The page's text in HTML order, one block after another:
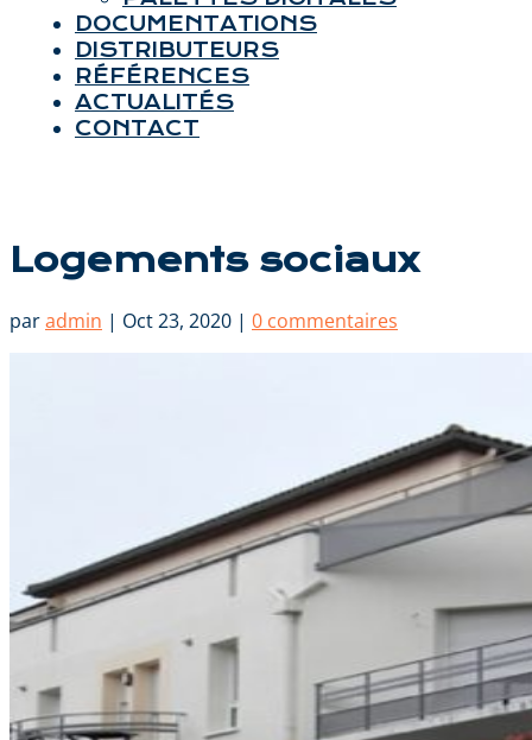
DOCUMENTATIONS
DISTRIBUTEURS
RÉFÉRENCES
ACTUALITÉS
CONTACT
Logements sociaux
paradmin | Oct 23, 2020 | 0 commentaires